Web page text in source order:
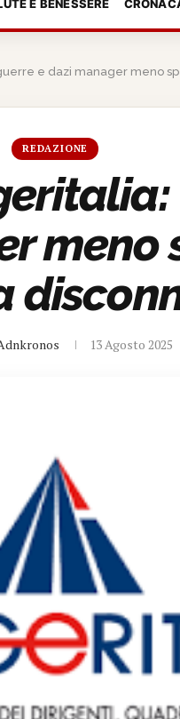
E BENESSERE
e dazi manager meno
REDAZIONE
meno
13 Agosto 2025